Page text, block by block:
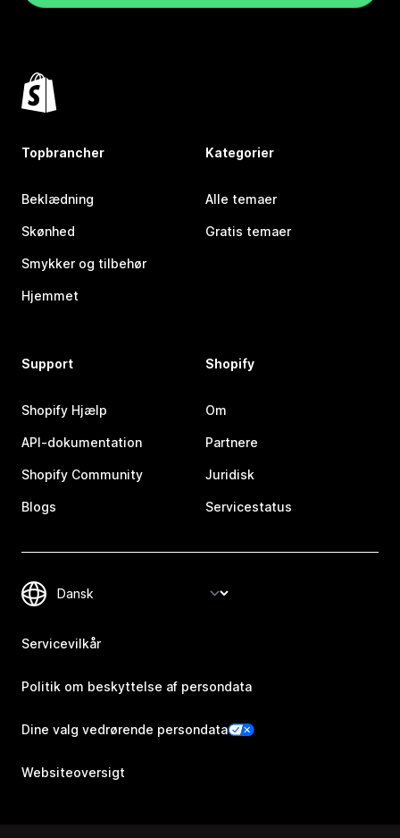
Topbrancher
Beklædning
Skønhed
Smykker og tilbehør
Hjemmet
Kategorier
Alle temaer
Gratis temaer
Support
Shopify Hjælp
API-dokumentation
Shopify Community
Blogs
Shopify
Om
Partnere
Juridisk
Servicestatus
Servicevilkår
Politik om beskyttelse af persondata
Dine valg vedrørende persondata
Websiteoversigt